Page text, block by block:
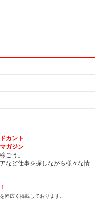
カント
ガジン
ごう。
など仕事を探しながら様々な情
幅広く掲載しております。